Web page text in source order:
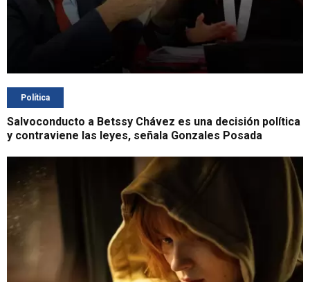
Política
Salvoconducto a Betssy Chávez es una decisión política
y contraviene las leyes, señala Gonzales Posada